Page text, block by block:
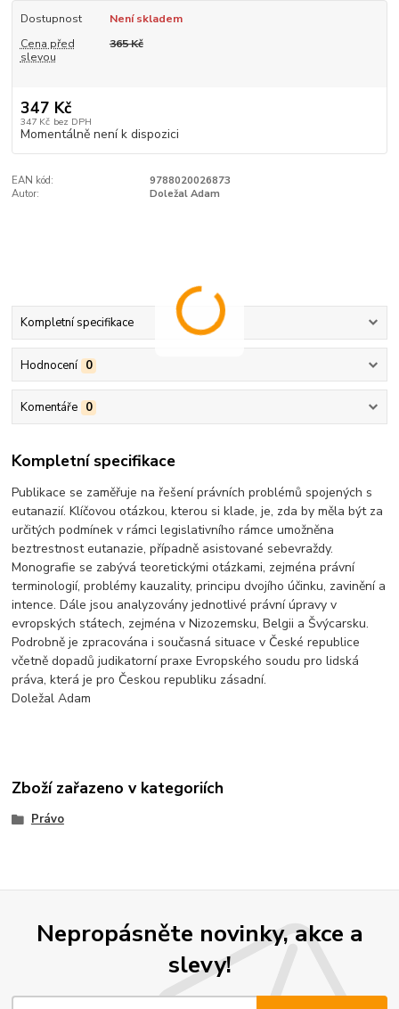
Dostupnost
Není skladem
Cena před
slevou
365 Kč
347 Kč
347 Kč bez DPH
Momentálně není k dispozici
EAN kód:
9788020026873
Autor:
Doležal Adam
Kompletní specifikace
Hodnocení 0
Komentáře 0
Kompletní specifikace
Publikace se zaměřuje na řešení právních problémů spojených s
eutanazií. Klíčovou otázkou, kterou si klade, je, zda by měla být za
určitých podmínek v rámci legislativního rámce umožněna
beztrestnost eutanazie, případně asistované sebevraždy.
Monografie se zabývá teoretickými otázkami, zejména právní
terminologií, problémy kauzality, principu dvojího účinku, zavinění a
intence. Dále jsou analyzovány jednotlivé právní úpravy v
evropských státech, zejména v Nizozemsku, Belgii a Švýcarsku.
Podrobně je zpracována i současná situace v České republice
včetně dopadů judikatorní praxe Evropského soudu pro lidská
práva, která je pro Českou republiku zásadní.
Doležal Adam
Zboží zařazeno v kategoriích
Právo
Nepropásněte novinky, akce a
slevy!